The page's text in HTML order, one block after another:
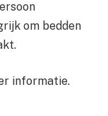
om bedden
informatie.